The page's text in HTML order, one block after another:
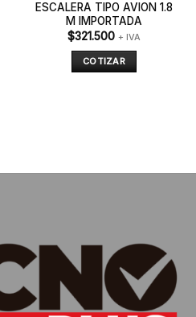
ESCALERA TIPO AVION 1.8
M IMPORTADA
$321.500 + IVA
COTIZAR